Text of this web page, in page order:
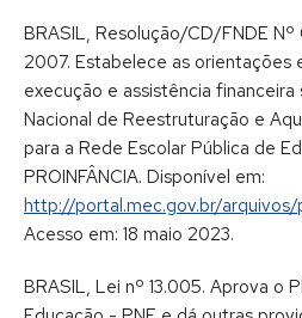
BRASIL, Resolução/CD/FNDE
2007. Estabelece as orientações
execução e assistência
Nacional de Reestruturação e
para a Rede Escolar Pública de
PROINFÂNCIA. Disponível em:
http://portal.mec.gov.br/
Acesso em: 18 maio 2023.
BRASIL, Lei nº 13.005. Aprova o